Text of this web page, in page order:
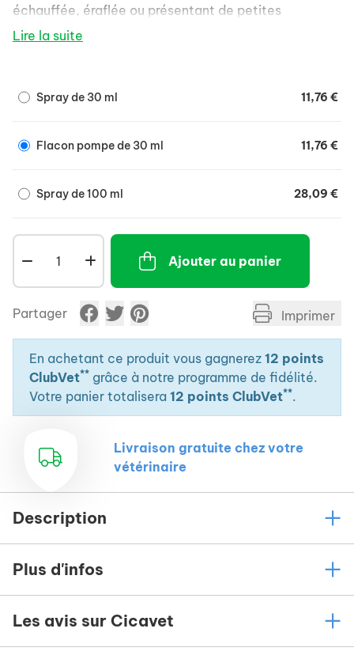
échauffée, éraflée ou présentant de petites
altérations.
Lire la suite
Spray de 30 ml 11,76 €
Flacon pompe de 30 ml 11,76 €
Spray de 100 ml 28,09 €
Ajouter au panier
Partager Imprimer
En achetant ce produit vous gagnerez 12 points
ClubVet** grâce à notre programme de fidélité.
Votre panier totalisera 12 points ClubVet**.
Livraison gratuite chez votre
vétérinaire
Description
Plus d'infos
Les avis sur Cicavet